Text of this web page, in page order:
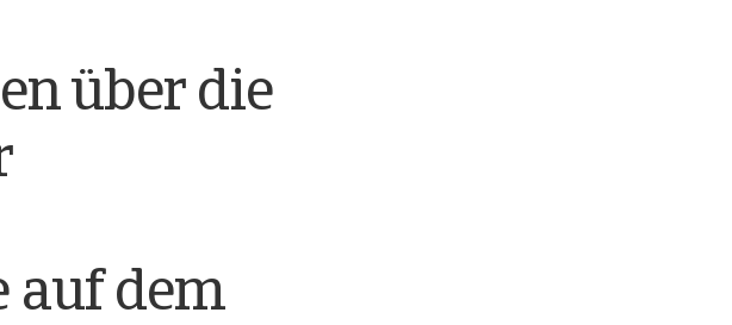
über die
auf dem